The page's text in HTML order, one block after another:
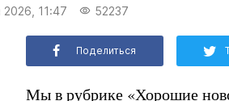
2026, 11:47 52237
Поделиться
Мы в рубрике «Хорошие